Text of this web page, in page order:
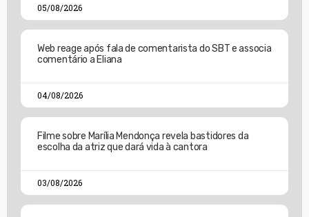
05/08/2026
Web reage após fala de comentarista do SBT e associa
comentário a Eliana
04/08/2026
Filme sobre Marília Mendonça revela bastidores da
escolha da atriz que dará vida à cantora
03/08/2026